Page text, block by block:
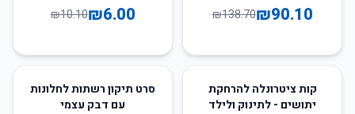
₪90.10
₪138.70
₪6.00
₪10.10
69
קות ציטרונלה להרחקת
יתושים - לתינוק ולילד
66%סרט תיקון רשתות לחלונות
עם דבק עצמי